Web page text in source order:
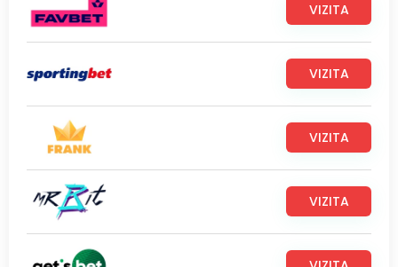
VIZITA
VIZITA
VIZITA
VIZITA